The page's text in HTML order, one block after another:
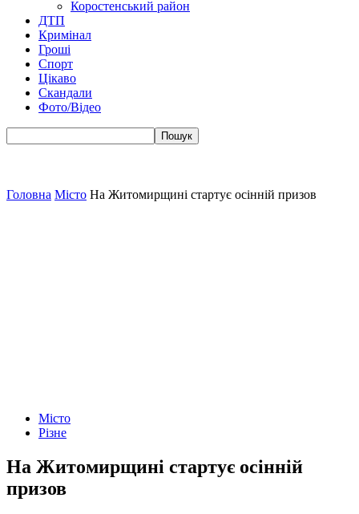
Коростенський район
ДТП
Кримінал
Гроші
Спорт
Цікаво
Скандали
Фото/Відео
Головна Місто На Житомирщині стартує осінній призов
Місто
Різне
На Житомирщині стартує осінній
призов